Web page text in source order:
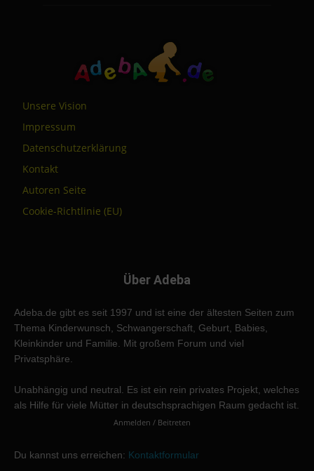
Unsere Vision
Impressum
Datenschutzerklärung
Kontakt
Autoren Seite
Cookie-Richtlinie (EU)
Über Adeba
Adeba.de gibt es seit 1997 und ist eine der ältesten Seiten zum
Thema Kinderwunsch, Schwangerschaft, Geburt, Babies,
Kleinkinder und Familie. Mit großem Forum und viel
Privatsphäre.
Unabhängig und neutral. Es ist ein rein privates Projekt, welches
als Hilfe für viele Mütter in deutschsprachigen Raum gedacht ist.
Anmelden / Beitreten
Du kannst uns erreichen: Kontaktformular